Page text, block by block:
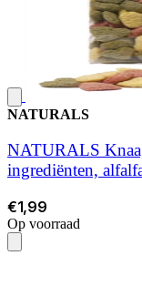
NATURALS
NATURALS
ingrediënten,
€1,99
Op voorraad